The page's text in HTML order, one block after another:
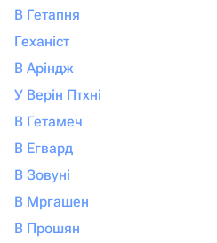
В Гетапня
Геханіст
В Аріндж
У Верін Птхні
В Гетамеч
В Егвард
В Зовуні
В Мргашен
В Прошян